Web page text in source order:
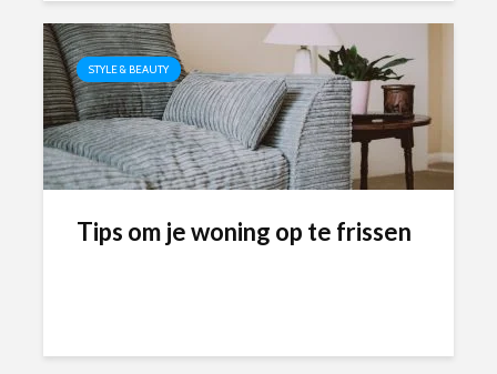
STYLE & BEAUTY
Tips om je woning op te frissen